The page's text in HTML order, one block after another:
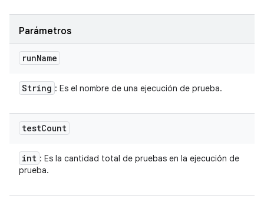
Parámetros
runName
String : Es el nombre de una ejecución de prueba.
testCount
int : Es la cantidad total de pruebas en la ejecución de
prueba.